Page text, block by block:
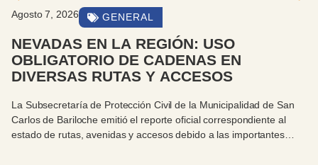
Agosto 7, 2026 GENERAL
NEVADAS EN LA REGIÓN: USO
OBLIGATORIO DE CADENAS EN
DIVERSAS RUTAS Y ACCESOS
La Subsecretaría de Protección Civil de la Municipalidad de San
Carlos de Bariloche emitió el reporte oficial correspondiente al
estado de rutas, avenidas y accesos debido a las importantes